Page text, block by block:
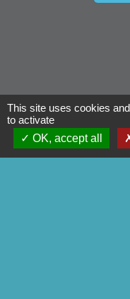
Pontivy
Conseil
Région Bretagne
This site uses cookies
to activate
OK, accept all